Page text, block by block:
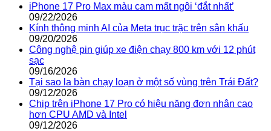
iPhone 17 Pro Max màu cam mất ngôi ‘đắt nhất’
09/22/2026
Kính thông minh AI của Meta trục trặc trên sân khấu
09/20/2026
Công nghệ pin giúp xe điện chạy 800 km với 12 phút
sạc
09/16/2026
Tại sao la bàn chạy loạn ở một số vùng trên Trái Đất?
09/12/2026
Chip trên iPhone 17 Pro có hiệu năng đơn nhân cao
hơn CPU AMD và Intel
09/12/2026